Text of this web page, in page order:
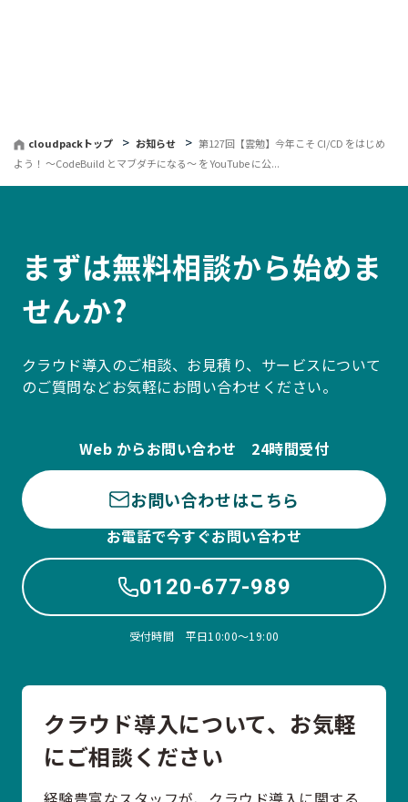
cloudpackトップ お知らせ
第127回【雲勉】今年こそ CI/CD をはじめ
よう！ 〜CodeBuild とマブダチになる〜 を YouTube に公...
まずは無料相談から始めま
せんか?
クラウド導入のご相談、お見積り、サービスについて
のご質問などお気軽にお問い合わせください。
Web からお問い合わせ 24時間受付
お問い合わせはこちら
お電話で今すぐお問い合わせ
0120-677-989
受付時間 平日10:00〜19:00
クラウド導入について、お気軽
にご相談ください